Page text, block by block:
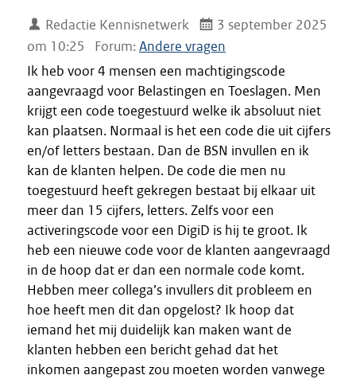
Redactie Kennisnetwerk
3 september 2025
om 10:25
Forum: Andere vragen
Ik heb voor 4 mensen een machtigingscode
aangevraagd voor Belastingen en Toeslagen. Men
krijgt een code toegestuurd welke ik absoluut niet
kan plaatsen. Normaal is het een code die uit cijfers
en/of letters bestaan. Dan de BSN invullen en ik
kan de klanten helpen. De code die men nu
toegestuurd heeft gekregen bestaat bij elkaar uit
meer dan 15 cijfers, letters. Zelfs voor een
activeringscode voor een DigiD is hij te groot. Ik
heb een nieuwe code voor de klanten aangevraagd
in de hoop dat er dan een normale code komt.
Hebben meer collega’s invullers dit probleem en
hoe heeft men dit dan opgelost? Ik hoop dat
iemand het mij duidelijk kan maken want de
klanten hebben een bericht gehad dat het
inkomen aangepast zou moeten worden vanwege